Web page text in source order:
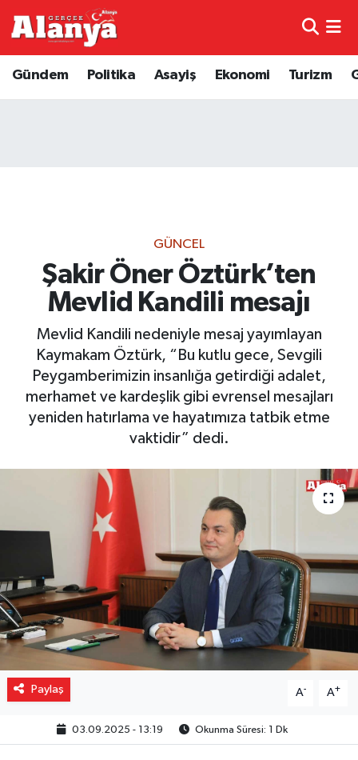
Gündem Politika Asayiş Ekonomi Turizm
GÜNCEL
Şakir Öner Öztürk’ten
Mevlid Kandili mesajı
Mevlid Kandili nedeniyle mesaj yayımlayan
Kaymakam Öztürk, “Bu kutlu gece, Sevgili
Peygamberimizin insanlığa getirdiği adalet,
merhamet ve kardeşlik gibi evrensel mesajları
yeniden hatırlama ve hayatımıza tatbik etme
vaktidir” dedi.
Paylaş A- A+
03.09.2025 - 13:19 Okunma Süresi: 1 Dk
Genel
Diğer
Dünya
Ekonomi
Gizlilik İlkeleri - Privacy Policy
Gündem
Spor
Turizm
Trafik Durumu
Haber Arşivi